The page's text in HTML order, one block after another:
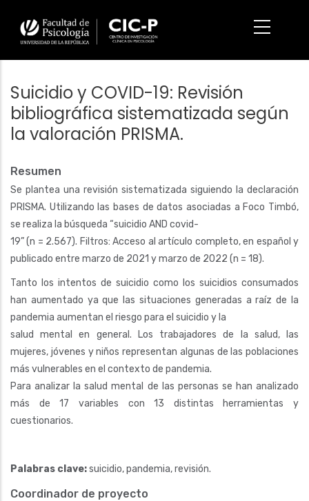
contenido
principal
Suicidio y COVID-19: Revisión
bibliográfica sistematizada según
la valoración PRISMA.
Resumen
Se plantea una revisión sistematizada siguiendo la declaración
PRISMA. Utilizando las bases de datos asociadas a Foco Timbó,
se realiza la búsqueda “suicidio AND covid-
19” (n = 2.567). Filtros: Acceso al artículo completo, en español y
publicado entre marzo de 2021 y marzo de 2022 (n = 18).
Tanto los intentos de suicidio como los suicidios consumados
han aumentado ya que las situaciones generadas a raíz de la
pandemia aumentan el riesgo para el suicidio y la
salud mental en general. Los trabajadores de la salud, las
mujeres, jóvenes y niños representan algunas de las poblaciones
más vulnerables en el contexto de pandemia.
Para analizar la salud mental de las personas se han analizado
más de 17 variables con 13 distintas herramientas y
cuestionarios.
Palabras clave:suicidio, pandemia, revisión.
Coordinador de proyecto